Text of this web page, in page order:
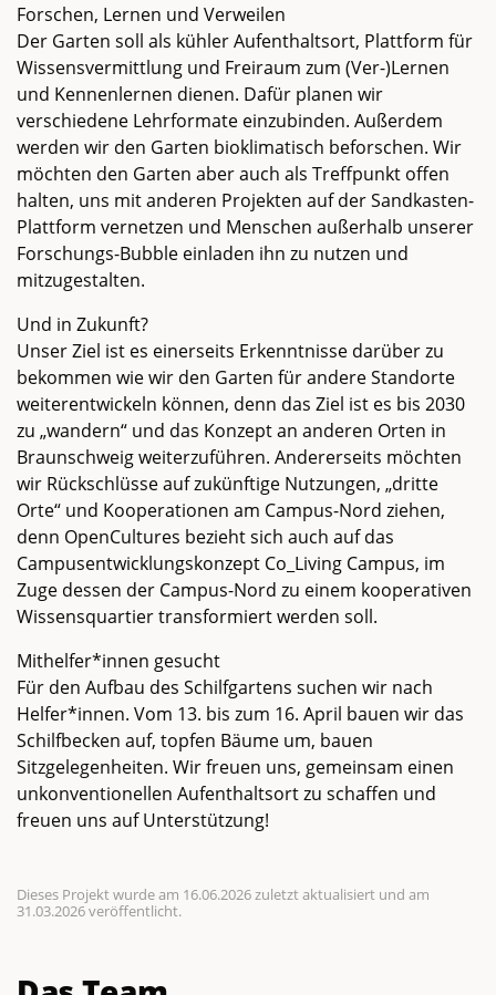
Forschen, Lernen und Verweilen
Der Garten soll als kühler Aufenthaltsort, Plattform für
Wissensvermittlung und Freiraum zum (Ver-)Lernen
und Kennenlernen dienen. Dafür planen wir
verschiedene Lehrformate einzubinden. Außerdem
werden wir den Garten bioklimatisch beforschen. Wir
möchten den Garten aber auch als Treffpunkt offen
halten, uns mit anderen Projekten auf der Sandkasten-
Plattform vernetzen und Menschen außerhalb unserer
Forschungs-Bubble einladen ihn zu nutzen und
mitzugestalten.
Und in Zukunft?
Unser Ziel ist es einerseits Erkenntnisse darüber zu
bekommen wie wir den Garten für andere Standorte
weiterentwickeln können, denn das Ziel ist es bis 2030
zu „wandern“ und das Konzept an anderen Orten in
Braunschweig weiterzuführen. Andererseits möchten
wir Rückschlüsse auf zukünftige Nutzungen, „dritte
Orte“ und Kooperationen am Campus-Nord ziehen,
denn OpenCultures bezieht sich auch auf das
Campusentwicklungskonzept Co_Living Campus, im
Zuge dessen der Campus-Nord zu einem kooperativen
Wissensquartier transformiert werden soll.
Mithelfer*innen gesucht
Für den Aufbau des Schilfgartens suchen wir nach
Helfer*innen. Vom 13. bis zum 16. April bauen wir das
Schilfbecken auf, topfen Bäume um, bauen
Sitzgelegenheiten. Wir freuen uns, gemeinsam einen
unkonventionellen Aufenthaltsort zu schaffen und
freuen uns auf Unterstützung!
Dieses Projekt wurde am 16.06.2026 zuletzt aktualisiert und am
31.03.2026 veröffentlicht.